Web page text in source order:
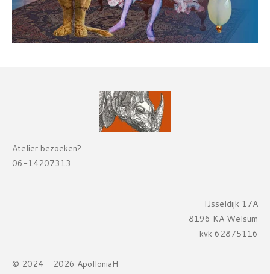
Atelier bezoeken?
06-14207313
IJsseldijk 17A
8196 KA Welsum
kvk 62875116
© 2024 - 2026 ApolloniaH